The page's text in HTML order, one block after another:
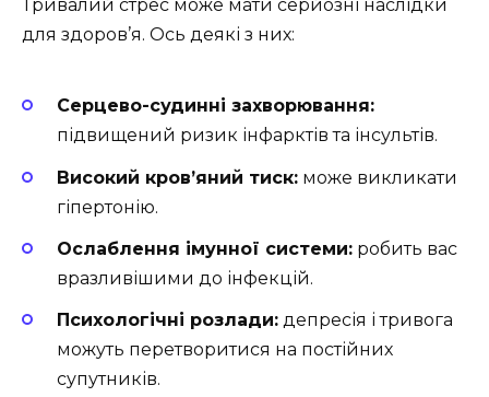
Тривалий стрес може мати серйозні наслідки
для здоров’я. Ось деякі з них:
Серцево-судинні захворювання:
підвищений ризик інфарктів та інсультів.
Високий кров’яний тиск: може викликати
гіпертонію.
Ослаблення імунної системи: робить вас
вразливішими до інфекцій.
Психологічні розлади: депресія і тривога
можуть перетворитися на постійних
супутників.